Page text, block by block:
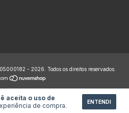
aceita o uso de
de compra. ENTENDI
- 2026. Todos os direitos reservados.